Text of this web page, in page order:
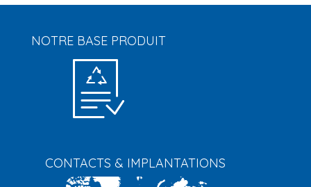
NOTRE BASE PRODUIT
CONTACTS & IMPLANTATIONS